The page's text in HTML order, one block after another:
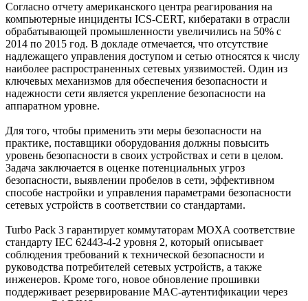
Согласно отчету американского центра реагирования на
компьютерные инциденты ICS-CERT, кибератаки в отрасли
обрабатывающей промышленности увеличились на 50% с
2014 по 2015 год. В докладе отмечается, что отсутствие
надлежащего управления доступом и сетью относятся к числу
наиболее распространенных сетевых уязвимостей. Один из
ключевых механизмов для обеспечения безопасности и
надежности сети является укрепление безопасности на
аппаратном уровне.
Для того, чтобы применить эти меры безопасности на
практике, поставщики оборудования должны повысить
уровень безопасности в своих устройствах и сети в целом.
Задача заключается в оценке потенциальных угроз
безопасности, выявлении пробелов в сети, эффективном
способе настройки и управления параметрами безопасности
сетевых устройств в соответствии со стандартами.
Turbo Pack 3 гарантирует коммутаторам MOXA соответствие
стандарту IEC 62443-4-2 уровня 2, который описывает
соблюдения требований к технической безопасности и
руководства потребителей сетевых устройств, а также
инженеров. Кроме того, новое обновление прошивки
поддерживает резервирование MAC-аутентификации через